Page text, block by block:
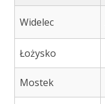
Widelec
Łożysko
Mostek